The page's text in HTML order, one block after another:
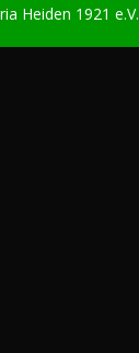
Heiden 1921 e.V.